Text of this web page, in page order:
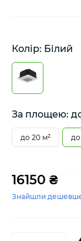
Колір: Білий
За площею:
до 20 м² до
16150 ₴
Знайшли